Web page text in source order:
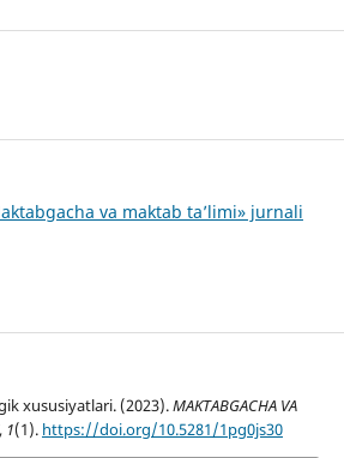
va maktab ta’limi» jurnali
xususiyatlari. (2023).MAKTABGACHA VA
1(1). https://doi.org/10.5281/1pg0js30